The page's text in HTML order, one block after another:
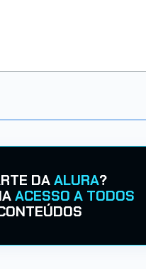
DAALURA?
ACESSO A TODOS